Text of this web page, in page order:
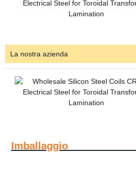
La nostra azienda
Imballaggio